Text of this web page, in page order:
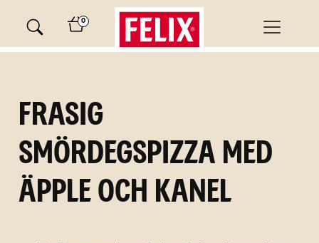
content
0
Frasig
smördegspizza med
äpple och kanel